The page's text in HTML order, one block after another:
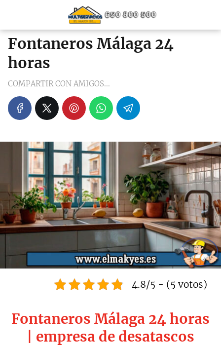
Fontaneros Málaga 24
horas
COMPARTIR CON AMIGOS...
4.8/5 - (5 votos)
Fontaneros Málaga 24 horas
| empresa de desatascos